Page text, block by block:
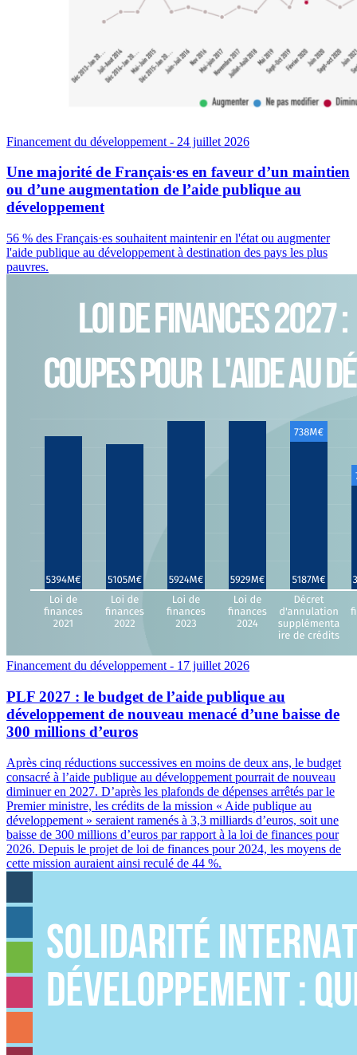
Financement du développement - 24 juillet 2026
Une majorité de Français·es en faveur d’un maintien
ou d’une augmentation de l’aide publique au
développement
56 % des Français·es souhaitent maintenir en l'état ou augmenter
l'aide publique au développement à destination des pays les plus
pauvres.
Financement du développement - 17 juillet 2026
PLF 2027 : le budget de l’aide publique au
développement de nouveau menacé d’une baisse de
300 millions d’euros
Après cinq réductions successives en moins de deux ans, le budget
consacré à l’aide publique au développement pourrait de nouveau
diminuer en 2027. D’après les plafonds de dépenses arrêtés par le
Premier ministre, les crédits de la mission « Aide publique au
développement » seraient ramenés à 3,3 milliards d’euros, soit une
baisse de 300 millions d’euros par rapport à la loi de finances pour
2026. Depuis le projet de loi de finances pour 2024, les moyens de
cette mission auraient ainsi reculé de 44 %.